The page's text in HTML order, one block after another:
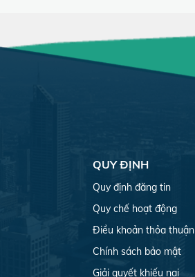
QUY ĐỊNH
Quy định đăng tin
Quy chế hoạt động
Điều khoản thỏa thuận
Chính sách bảo mật
Giải quyết khiếu nại